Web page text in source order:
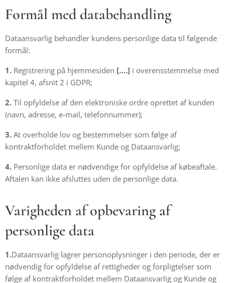
Formål med databehandling
Dataansvarlig behandler kundens personlige data til følgende
formål:
1. Registrering på hjemmesiden [….] i overensstemmelse med
kapitel 4, afsnit 2 i GDPR;
2. Til opfyldelse af den elektroniske ordre oprettet af kunden
(navn, adresse, e-mail, telefonnummer);
3. At overholde lov og bestemmelser som følge af
kontraktforholdet mellem Kunde og Dataansvarlig;
4. Personlige data er nødvendige for opfyldelse af købeaftale.
Aftalen kan ikke afsluttes uden de personlige data.
Varigheden af opbevaring af
personlige data
1.Dataansvarlig lagrer personoplysninger i den periode, der er
nødvendig for opfyldelse af rettigheder og forpligtelser som
følge af kontraktforholdet mellem Dataansvarlig og Kunde og